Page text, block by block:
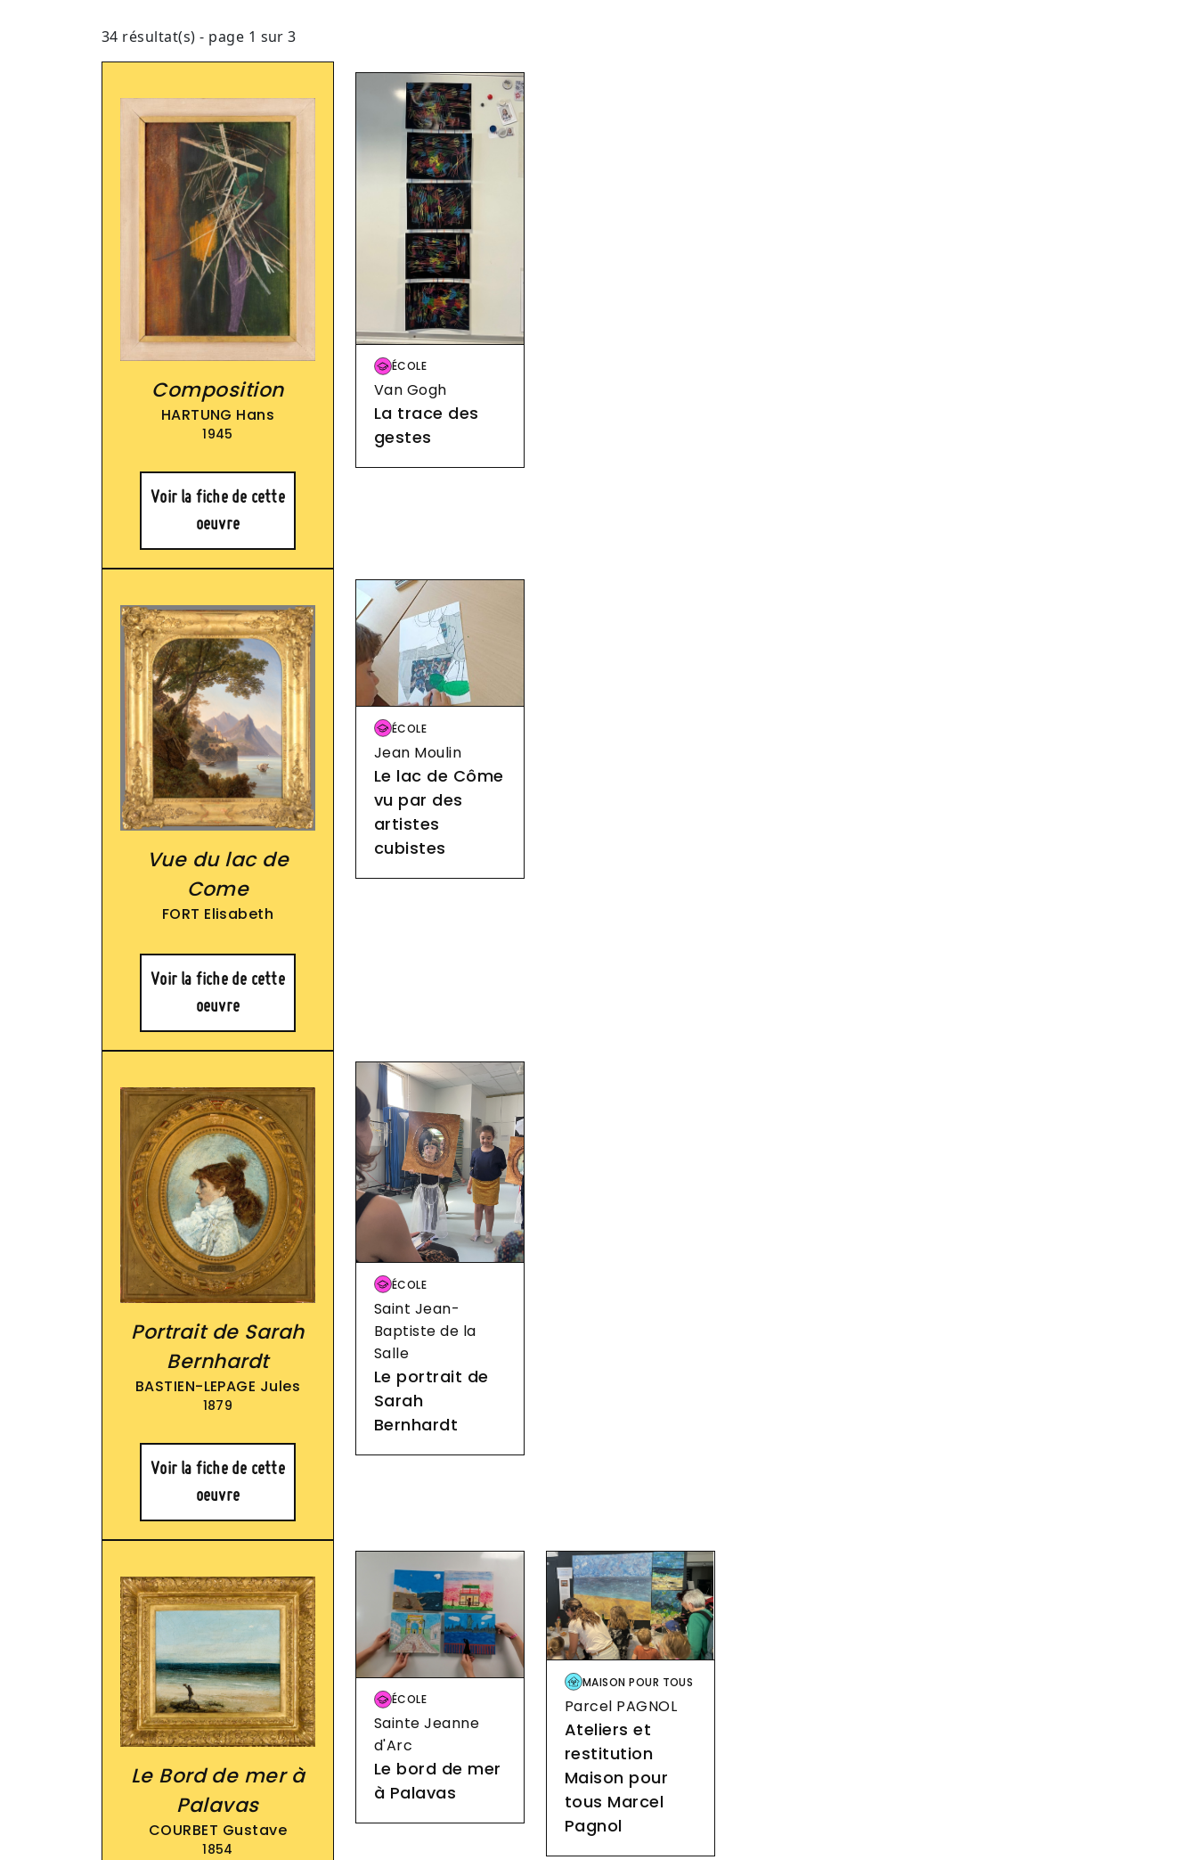
34 résultat(s) - page 1 sur 3
Composition
HARTUNG Hans
1945
Voir la fiche de cette
oeuvre
Image
ÉCOLE
Van Gogh
La trace des
gestes
Vue du lac de
Come
FORT Elisabeth
Voir la fiche de cette
oeuvre
Image
ÉCOLE
Jean Moulin
Le lac de Côme
vu par des
artistes
cubistes
Portrait de Sarah
Bernhardt
BASTIEN-LEPAGE Jules
1879
Voir la fiche de cette
oeuvre
Image
ÉCOLE
Saint Jean-
Baptiste de la
Salle
Le portrait de
Sarah
Bernhardt
Le Bord de mer à
Palavas
COURBET Gustave
1854
Image
ÉCOLE
Sainte Jeanne
d'Arc
Le bord de mer
à Palavas
Image
MAISON POUR TOUS
Parcel PAGNOL
Ateliers et
restitution
Maison pour
tous Marcel
Pagnol